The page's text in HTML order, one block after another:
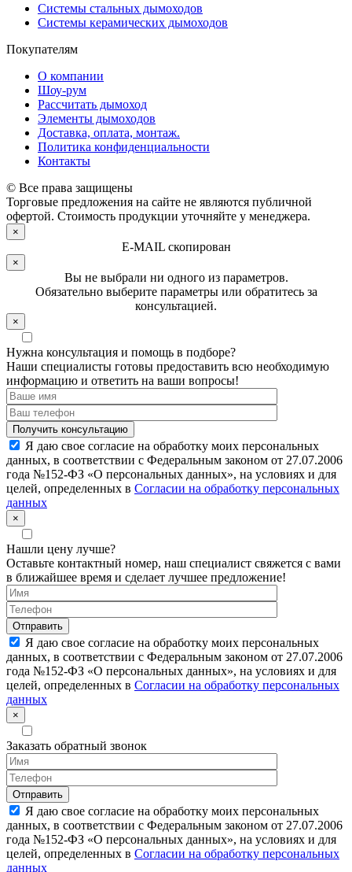
Системы стальных дымоходов
Системы керамических дымоходов
Покупателям
О компании
Шоу-рум
Рассчитать дымоход
Элементы дымоходов
Доставка, оплата, монтаж.
Политика конфиденциальности
Контакты
© Все права защищены
Торговые предложения на сайте не являются публичной
офертой. Стоимость продукции уточняйте у менеджера.
×
E-MAIL скопирован
×
Вы не выбрали ни одного из параметров.
Обязательно выберите параметры или обратитесь за
консультацией.
×
Нужна консультация и помощь в подборе?
Наши специалисты готовы предоставить всю необходимую
информацию и ответить на ваши вопросы!
Я даю свое согласие на обработку моих персональных
данных, в соответствии с Федеральным законом от 27.07.2006
года №152-ФЗ «О персональных данных», на условиях и для
целей, определенных в Согласии на обработку персональных
данных
×
Нашли цену лучше?
Оставьте контактный номер, наш специалист свяжется с вами
в ближайшее время и сделает лучшее предложение!
Я даю свое согласие на обработку моих персональных
данных, в соответствии с Федеральным законом от 27.07.2006
года №152-ФЗ «О персональных данных», на условиях и для
целей, определенных в Согласии на обработку персональных
данных
×
Заказать обратный звонок
Я даю свое согласие на обработку моих персональных
данных, в соответствии с Федеральным законом от 27.07.2006
года №152-ФЗ «О персональных данных», на условиях и для
целей, определенных в Согласии на обработку персональных
данных